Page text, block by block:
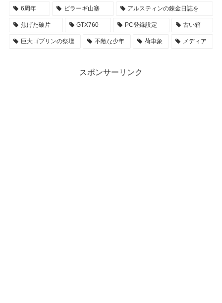
6周年 ビラーギ山塞 アルスティンの錬金日誌を
焦げた破片 GTX760 PC登録設定 古い箱
巨大ゴブリンの祭壇 不敵な少年 荷車象 メディア
スポンサーリンク